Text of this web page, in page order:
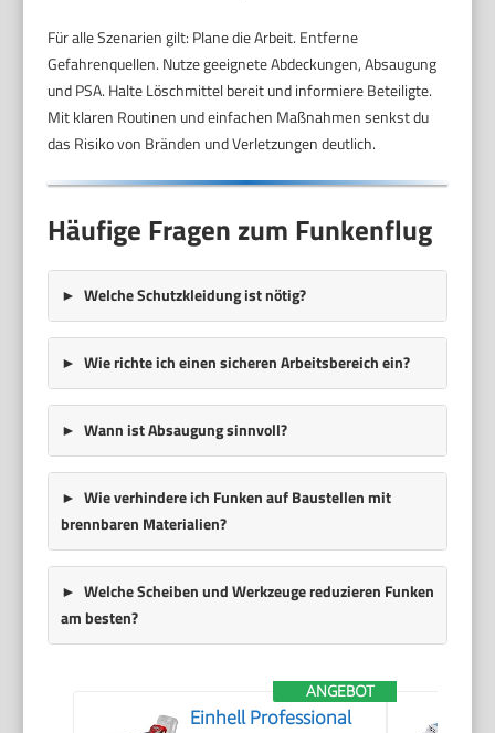
Für alle Szenarien gilt: Plane die Arbeit. Entferne
Gefahrenquellen. Nutze geeignete Abdeckungen, Absaugung
und PSA. Halte Löschmittel bereit und informiere Beteiligte.
Mit klaren Routinen und einfachen Maßnahmen senkst du
das Risiko von Bränden und Verletzungen deutlich.
Häufige Fragen zum Funkenflug
Welche Schutzkleidung ist nötig?
Wie richte ich einen sicheren Arbeitsbereich ein?
Wann ist Absaugung sinnvoll?
Wie verhindere ich Funken auf Baustellen mit
brennbaren Materialien?
Welche Scheiben und Werkzeuge reduzieren Funken
am besten?
ANGEBOT
Einhell Professional